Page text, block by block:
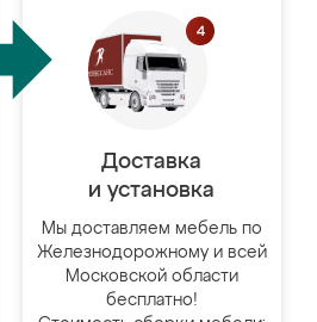
Доставка
и установка
Мы доставляем мебель по
Железнодорожному и всей
Московской области
бесплатно!